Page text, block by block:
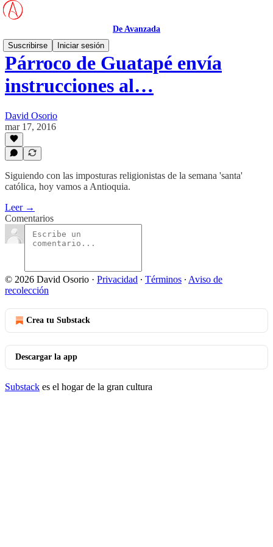
De Avanzada
Suscribirse
Iniciar sesión
Párroco de Guatapé envía
instrucciones al…
David Osorio
mar 17, 2016
Siguiendo con las imposturas religionistas de la semana 'santa'
católica, hoy vamos a Antioquia.
Leer →
Comentarios
© 2026 David Osorio · Privacidad ∙ Términos ∙ Aviso de
recolección
Crea tu Substack
Descargar la app
Substack es el hogar de la gran cultura